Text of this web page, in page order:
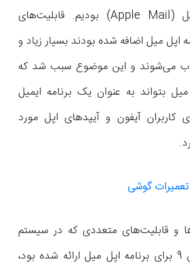
برنامه اپل میل (Apple Mail) بودیم. قابلیت‌های
اپل میل اضافه شده بودند بسیار زیاد و
می‌شوند و این موضوع سبب شد که
بتواند به عنوان یک برنامه ایمیل
کاربران آیفون و آیپدهای اپل مورد
تعمیرات گوشی
و قابلیت‌های متعددی که در سیستم
عامل آی او اس 9 برای برنامه اپل میل ارائه شده بود،